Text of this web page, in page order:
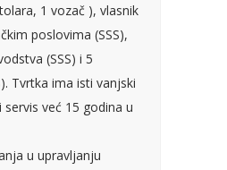
1 vozač ), vlasnik
poslovima (SSS),
(SSS) i 5
Tvrtka ima isti vanjski
već 15 godina u
u upravljanju